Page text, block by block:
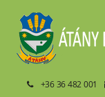
+36 36 482 001